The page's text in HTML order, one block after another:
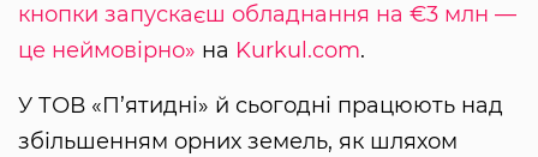
кнопки запускаєш обладнання на €3 млн —
це неймовірно» на Kurkul.com.
У ТОВ «П’ятидні» й сьогодні працюють над
збільшенням орних земель, як шляхом